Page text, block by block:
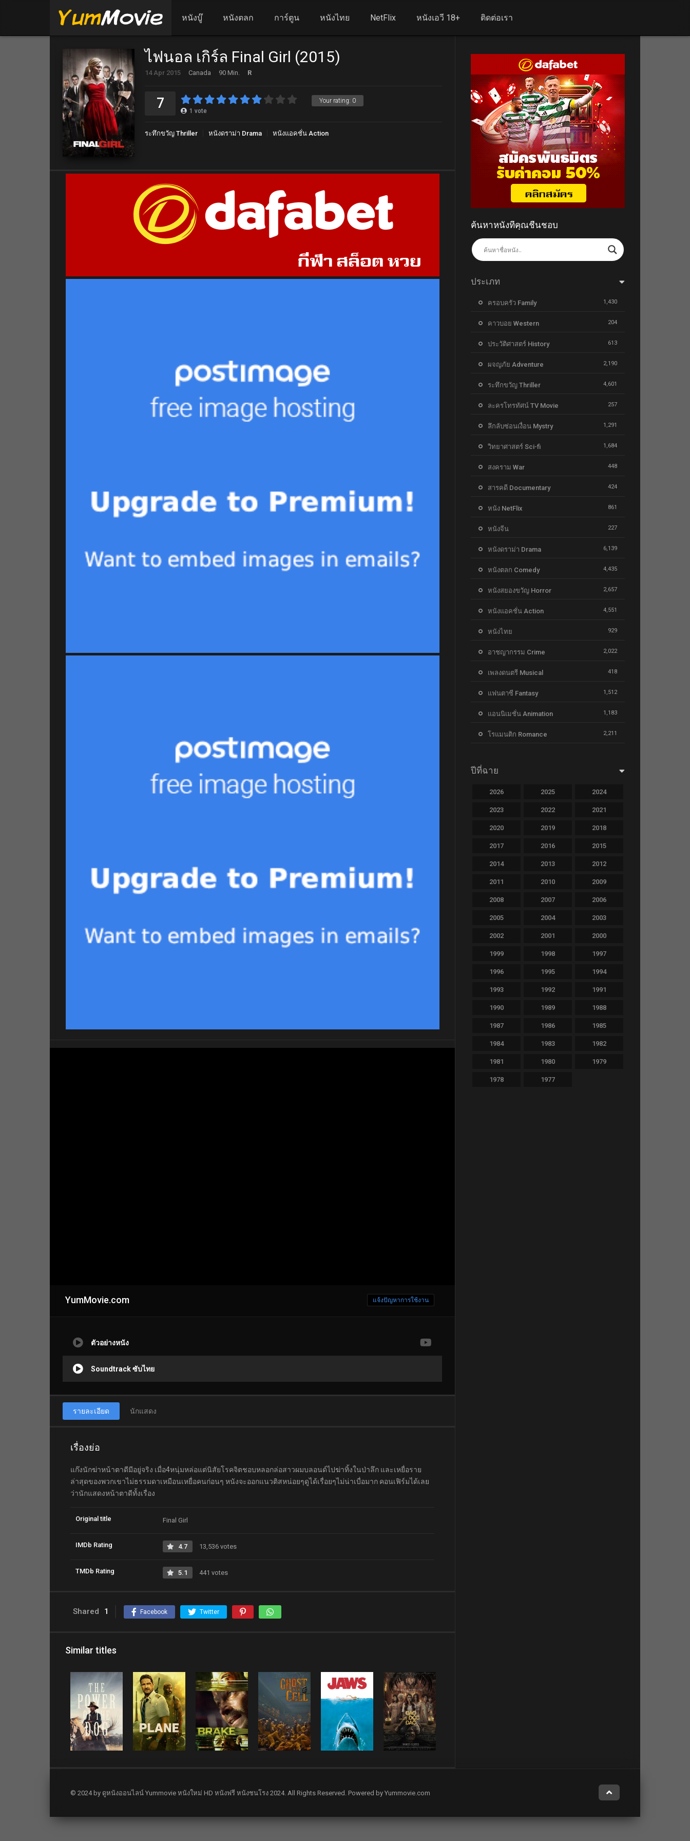
หนังบู๊ หนังตลก การ์ตูน หนังไทย NetFlix หนังเอวี 18+ ติดต่อเรา
ไฟนอล เกิร์ล Final Girl (2015)
14 Apr 2015 Canada 90 Min. R
Your rating: 0
7 1 vote
ระทึกขวัญ Thriller หนังดราม่า Drama หนังแอคชั่น Action
YumMovie.com แจ้งปัญหาการใช้งาน
ตัวอย่างหนัง
Soundtrack ซับไทย
รายละเอียด นักแสดง
เรื่องย่อ
แก๊งนักฆ่าหน้าตาดีมีอยู่จริง เมื่อ4หนุ่มหล่อแต่นิสัยโรคจิตชอบหลอกล่อสาวผมบลอนด์ไปฆ่าทิ้งในป่าลึก และเหยื่อราย
ล่าสุดของพวกเขาไม่ธรรมดาเหมือนเหยื่อคนก่อนๆ หนังจะออกแนวติสหน่อยๆดูได้เรื่อยๆไม่น่าเบื่อมาก คอนเฟิร์มได้เลย
ว่านักแสดงหน้าตาดีทั้งเรื่อง
Original title Final Girl
IMDb Rating 4.7 13,536 votes
TMDb Rating 5.1 441 votes
Shared 1 Facebook Twitter
Similar titles
ค้นหาหนังที่คุณชื่นชอบ
ประเภท
ครอบครัว Family 1,430
คาวบอย Western 204
ประวัติศาสตร์ History 613
ผจญภัย Adventure 2,190
ระทึกขวัญ Thriller 4,601
ละครโทรทัศน์ TV Movie 257
ลึกลับซ่อนเงื่อน Mystry 1,291
วิทยาศาสตร์ Sci-fi 1,684
สงคราม War 448
สารคดี Documentary 424
หนัง NetFlix 861
หนังจีน 227
หนังดราม่า Drama 6,139
หนังตลก Comedy 4,435
หนังสยองขวัญ Horror 2,657
หนังแอคชั่น Action 4,551
หนังไทย 929
อาชญากรรม Crime 2,022
เพลงดนตรี Musical 418
แฟนตาซี Fantasy 1,512
แอนนิเมชั่น Animation 1,183
โรแมนติก Romance 2,211
ปีที่ฉาย
2026 2025 2024
2023 2022 2021
2020 2019 2018
2017 2016 2015
2014 2013 2012
2011 2010 2009
2008 2007 2006
2005 2004 2003
2002 2001 2000
1999 1998 1997
1996 1995 1994
1993 1992 1991
1990 1989 1988
1987 1986 1985
1984 1983 1982
1981 1980 1979
1978 1977
© 2024 by ดูหนังออนไลน์ Yummovie หนังใหม่ HD หนังฟรี หนังชนโรง 2024. All Rights Reserved. Powered by Yummovie.com